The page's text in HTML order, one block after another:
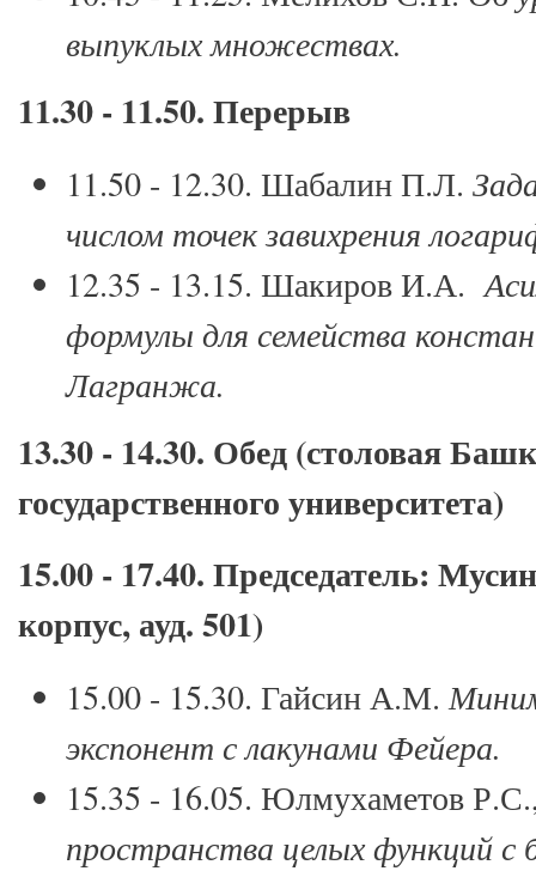
выпуклых множествах.
11.30 - 11.50. Перерыв
11.50 - 12.30. Шабалин П.Л.
числом точек завихрения
12.35 - 13.15. Шакиров И.А.
формулы для семейства
Лагранжа.
13.30 - 14.30. Обед (столовая
государственного университета)
15.00 - 17.40. Председатель:
корпус, ауд. 501)
15.00 - 15.30. Гайсин А.М.
экспонент с лакунами Фейера.
15.35 - 16.05. Юлмухаметов
пространства целых функций с